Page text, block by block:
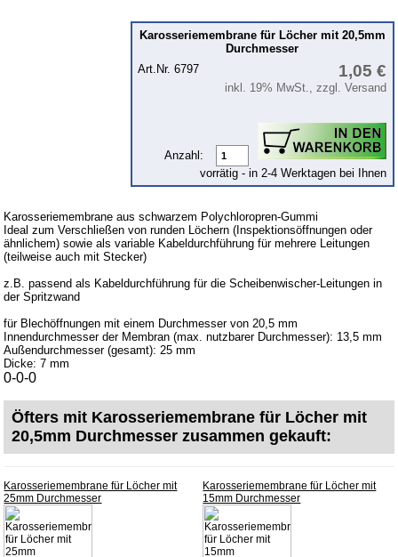
Kotflügel
Zubehör
Anstecker
Fußmatten
Schriftzüge
Tuningteile
Fahrzeuge
Wartburg 353
Wartburg 1.3
Karosseriemembrane für Löcher mit 20,5mm
Durchmesser
Art.Nr. 6797
1,05 €
inkl. 19% MwSt., zzgl. Versand
Anzahl:
vorrätig - in 2-4 Werktagen bei Ihnen
Karosseriemembrane aus schwarzem Polychloropren-Gummi
Ideal zum Verschließen von runden Löchern (Inspektionsöffnungen oder
ähnlichem) sowie als variable Kabeldurchführung für mehrere Leitungen
(teilweise auch mit Stecker)
z.B. passend als Kabeldurchführung für die Scheibenwischer-Leitungen in
der Spritzwand
für Blechöffnungen mit einem Durchmesser von 20,5 mm
Innendurchmesser der Membran (max. nutzbarer Durchmesser): 13,5 mm
Außendurchmesser (gesamt): 25 mm
Dicke: 7 mm
0-0-0
Öfters mit Karosseriemembrane für Löcher mit
20,5mm Durchmesser zusammen gekauft:
Karosseriemembrane für Löcher mit
25mm Durchmesser
Karosseriemembrane für Löcher mit
15mm Durchmesser